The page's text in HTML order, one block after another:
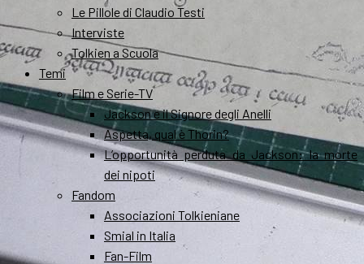
Le Pillole di Claudio Testi
Interviste
Tolkien a Scuola
Temi
Film e Serie-TV
Jackson e il Signore degli Anelli
Aspetta, qual è Thorin?
L’opportunità perduta da Jackson: la morte
dei nipoti
Fandom
Associazioni Tolkieniane
Smial in Italia
Fan-Film